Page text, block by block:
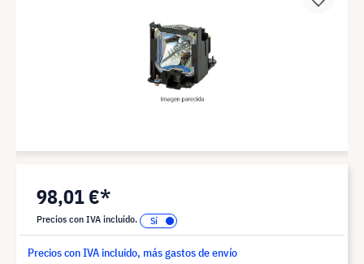
98,01 €*
Precios con IVA incluido.
Precios con IVA incluido, más gastos de envío